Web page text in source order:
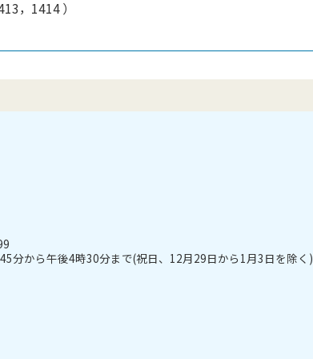
，1414）
分から午後4時30分まで(祝日、12月29日から1月3日を除く)